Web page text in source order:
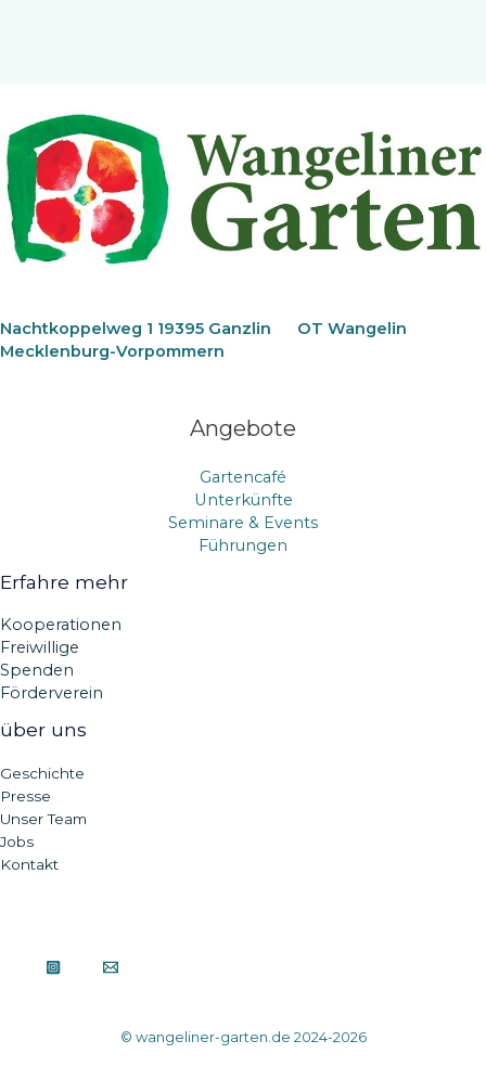
Nachtkoppelweg 1 19395 Ganzlin OT Wangelin
Mecklenburg-Vorpommern
Angebote
Gartencafé
Unterkünfte
Seminare & Events
Führungen
Erfahre mehr
Kooperationen
Freiwillige
Spenden
Förderverein
über uns
Geschichte
Presse
Unser Team
Jobs
Kontakt
© wangeliner-garten.de 2024-2026